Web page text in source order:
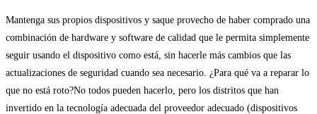
Mantenga sus propios dispositivos y saque provecho de haber comprado una
combinación de hardware y software de calidad que le permita simplemente
seguir usando el dispositivo como está, sin hacerle más cambios que las
actualizaciones de seguridad cuando sea necesario. ¿Para qué va a reparar lo
que no está roto?No todos pueden hacerlo, pero los distritos que han
invertido en la tecnología adecuada del proveedor adecuado (dispositivos